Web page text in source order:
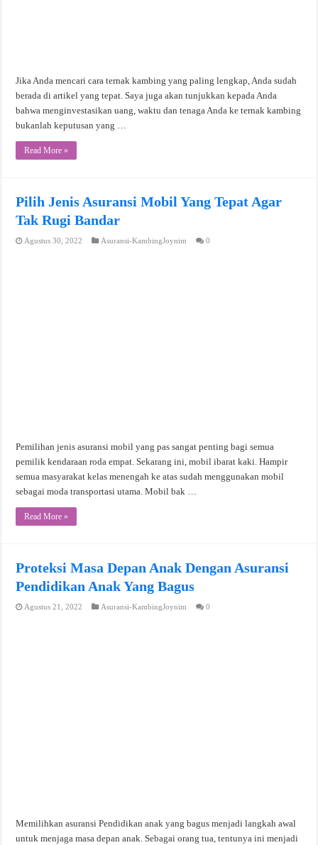
Jika Anda mencari cara ternak kambing yang paling lengkap, Anda sudah
berada di artikel yang tepat. Saya juga akan tunjukkan kepada Anda
bahwa menginvestasikan uang, waktu dan tenaga Anda ke ternak kambing
bukanlah keputusan yang …
Read More »
Pilih Jenis Asuransi Mobil Yang Tepat Agar
Tak Rugi Bandar
Agustus 30, 2022 Asuransi-KambingJoynim 0
Pemilihan jenis asuransi mobil yang pas sangat penting bagi semua
pemilik kendaraan roda empat. Sekarang ini, mobil ibarat kaki. Hampir
semua masyarakat kelas menengah ke atas sudah menggunakan mobil
sebagai moda transportasi utama. Mobil bak …
Read More »
Proteksi Masa Depan Anak Dengan Asuransi
Pendidikan Anak Yang Bagus
Agustus 21, 2022 Asuransi-KambingJoynim 0
Memilihkan asuransi Pendidikan anak yang bagus menjadi langkah awal
untuk menjaga masa depan anak. Sebagai orang tua, tentunya ini menjadi